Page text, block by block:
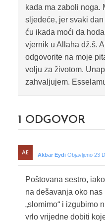
kada ma zaboli noga.
sljedeće, jer svaki
ću ikada moći da
vjernik u Allaha dž.š.
odgovorite na moje
volju za životom.
zahvaljujem.
1 ODGOVOR
Akbar Eydi Objavljeno 23
Poštovana sestro,
na dešavanja oko
„slomimo“ i izgubimo
vrlo vrijedne dobiti